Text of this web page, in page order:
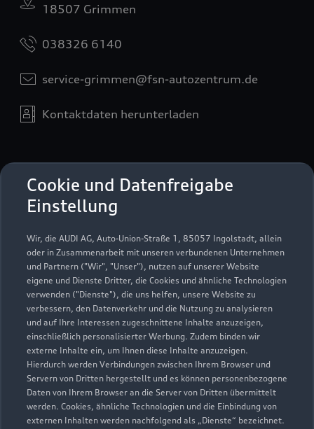
Cookie und Datenfreigabe
Einstellung
Wir, die AUDI AG, Auto-Union-Straße 1, 85057 Ingolstadt, allein
oder in Zusammenarbeit mit unseren verbundenen Unternehmen
und Partnern ("Wir", "Unser"), nutzen auf unserer Website
eigene und Dienste Dritter, die Cookies und ähnliche Technologien
verwenden ("Dienste"), die uns helfen, unsere Website zu
verbessern, den Datenverkehr und die Nutzung zu analysieren
und auf Ihre Interessen zugeschnittene Inhalte anzuzeigen,
einschließlich personalisierter Werbung. Zudem binden wir
externe Inhalte ein, um Ihnen diese Inhalte anzuzeigen.
Hierdurch werden Verbindungen zwischen Ihrem Browser und
Servern von Dritten hergestellt und es können personenbezogene
Daten von Ihrem Browser an die Server von Dritten übermittelt
werden. Cookies, ähnliche Technologien und die Einbindung von
externen Inhalten werden nachfolgend als „Dienste“ bezeichnet.
18507 Grimmen
038326 6140
service-grimmen@fsn-autozentrum.de
Kontaktdaten herunterladen
Öffnungszeiten
Geöffnet bis 18:00
Werkstatt
Geschlossen,öffnet am Freitag 07:00